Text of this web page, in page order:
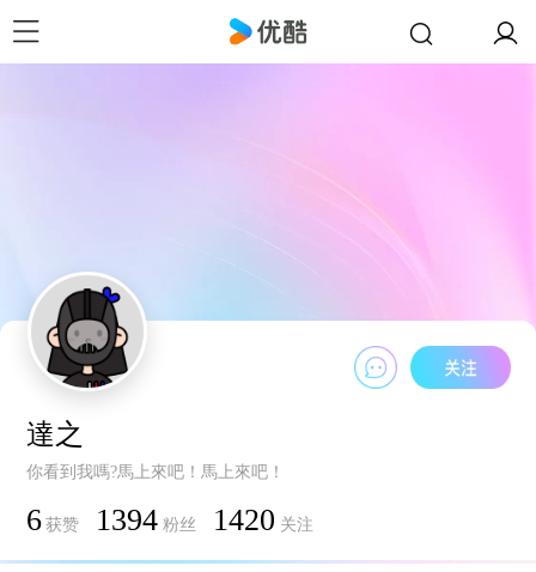
達之
你看到我嗎?馬上來吧！馬上來吧！
6 获赞 1394 粉丝 1420 关注